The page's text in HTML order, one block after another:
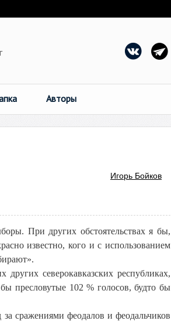
Авторы
Игорь Бойков
При других обстоятельствах я бы,
известно, кого и с использованием
северокавказских республиках,
пресловутые 102 % голосов, будто бы
сражениями феодалов и феодальчиков